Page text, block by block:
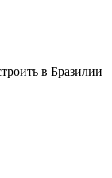
в Бразилии